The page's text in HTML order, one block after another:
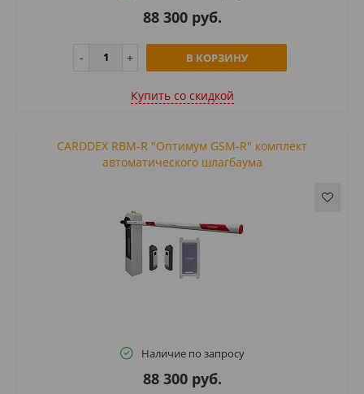
88 300 руб.
В КОРЗИНУ
Купить cо скидкой
CARDDEX RBM-R "Оптимум GSM-R" комплект
автоматического шлагбаума
Наличие по запросу
88 300 руб.